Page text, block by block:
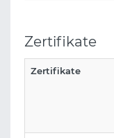
Zertifikate
Zertifikate